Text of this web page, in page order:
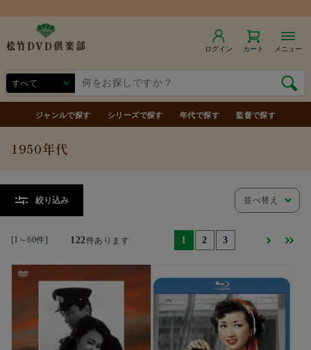
ログイン カート メニュー
ジャンルで探す シリーズで探す 年代で探す 監督で探す
1950年代
絞り込み 並べ替え
[1～60件] 122件あります 1 2 3